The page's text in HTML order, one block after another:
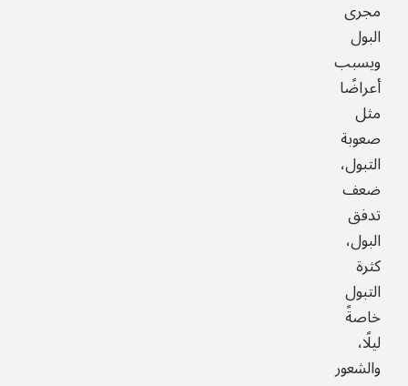
مجرى
البول
ويسبب
أعراضًا
مثل
صعوبة
التبول،
ضعف
تدفق
البول،
كثرة
التبول
خاصةً
ليلًا،
والشعور